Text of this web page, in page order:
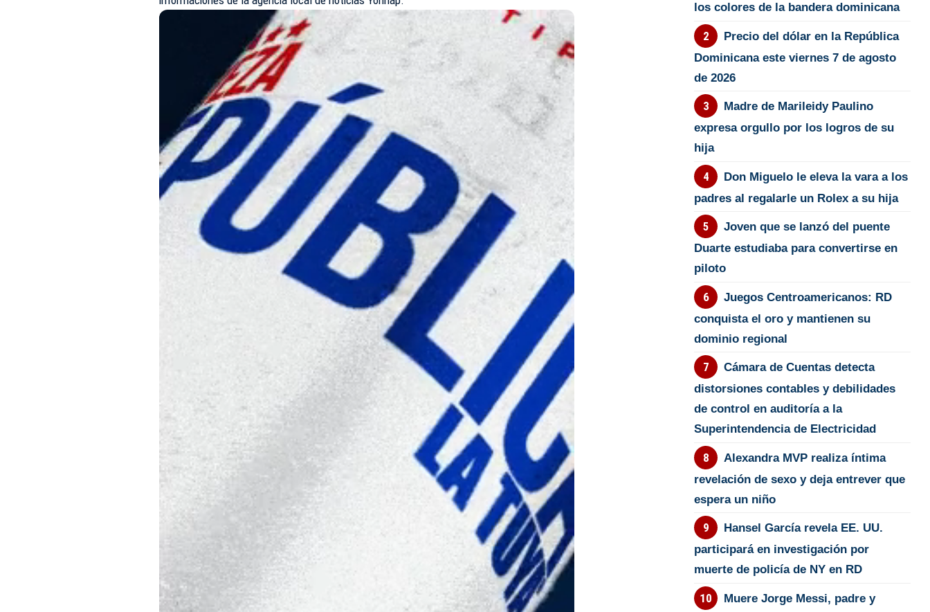
los colores de la bandera dominicana
Precio del dólar en la República
Dominicana este viernes 7 de agosto
de 2026
Madre de Marileidy Paulino
expresa orgullo por los logros de su
hija
Don Miguelo le eleva la vara a los
padres al regalarle un Rolex a su hija
Joven que se lanzó del puente
Duarte estudiaba para convertirse en
piloto
Juegos Centroamericanos: RD
conquista el oro y mantienen su
dominio regional
Cámara de Cuentas detecta
distorsiones contables y debilidades
de control en auditoría a la
Superintendencia de Electricidad
Alexandra MVP realiza íntima
revelación de sexo y deja entrever que
espera un niño
Hansel García revela EE. UU.
participará en investigación por
muerte de policía de NY en RD
Muere Jorge Messi, padre y